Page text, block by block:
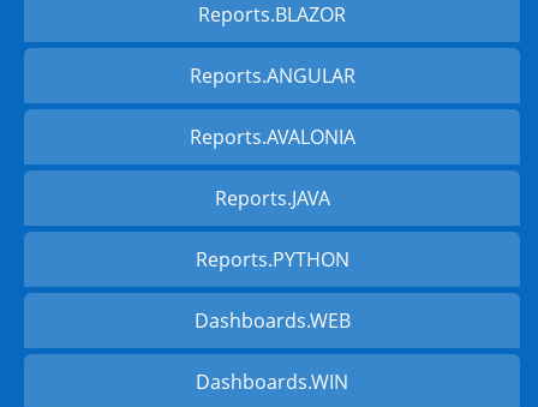
Reports.BLAZOR
Reports.ANGULAR
Reports.AVALONIA
Reports.JAVA
Reports.PYTHON
Dashboards.WEB
Dashboards.WIN